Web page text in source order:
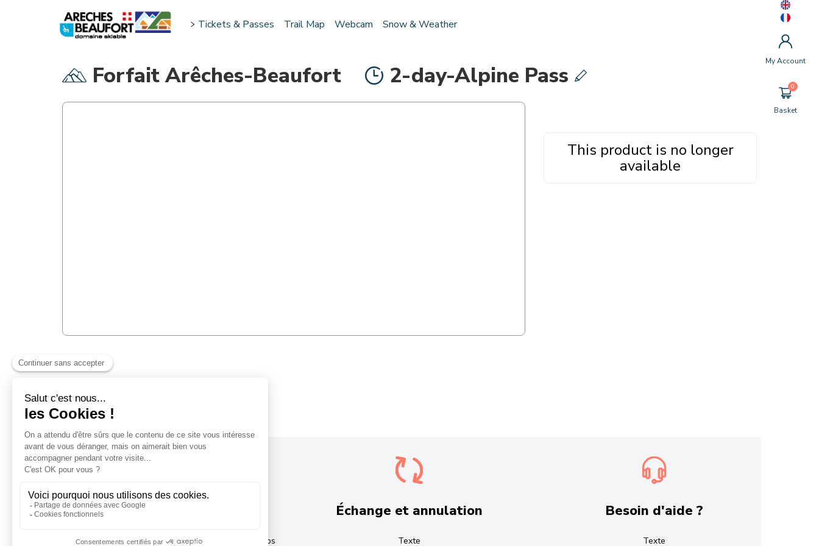
Tickets & Passes Trail Map Webcam Snow & Weather
My Account
Basket
Forfait Arêches-Beaufort 2-day-Alpine Pass
This product is no longer
available
Forfait rechargeable
Rechargeables autant de fois que vous le souhaitez, nos
Échange et annulation
Texte
Besoin d'aide ?
Texte
TICKETS & PASSES
Ski touring tickets